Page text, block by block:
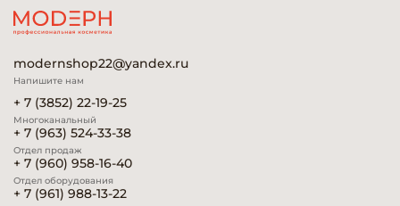
modernshop22@yandex.ru
Напишите нам
+ 7 (3852) 22-19-25
Многоканальный
+ 7 (963) 524-33-38
Отдел продаж
+ 7 (960) 958-16-40
Отдел оборудования
+ 7 (961) 988-13-22